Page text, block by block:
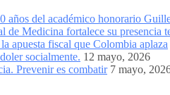
años del académico honorario
de Medicina fortalece su presencia
apuesta fiscal que Colombia aplaza
socialmente. 12 mayo, 2026
Prevenir es combatir 7 mayo,